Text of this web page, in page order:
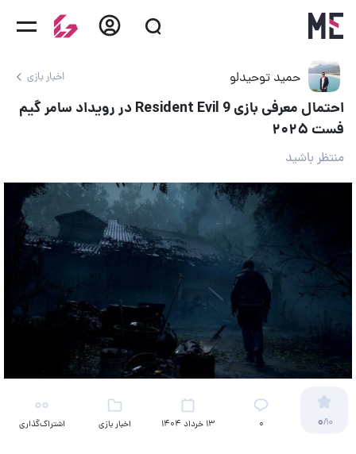
حمید توحیدلو اخبار بازی
احتمال معرفی بازی Resident Evil 9 در رویداد سامر گیم
فست ۲۰۲۵
منتظر باشید
0/10 ۰ 13 خرداد 1404 اخبار بازی اشتراک‌گذاری